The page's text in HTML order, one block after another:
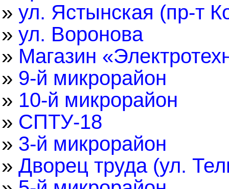
» ул. Ястынская (пр-т
» ул. Воронова
» Магазин
» 9-й микрорайон
» 10-й микрорайон
» СПТУ-18
» 3-й микрорайон
» Дворец труда (ул.